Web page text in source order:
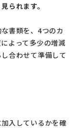
られます。
書類を、4つのカ
よって多少の増減
合わせて準備して
入しているかを確